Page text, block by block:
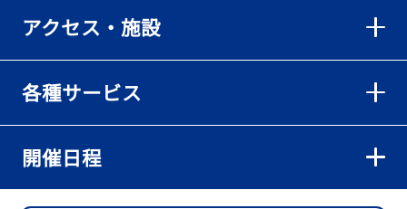
【とこなめボート】準優６枠の西川拓利は「チルトを跳ねる可能性
もあります」
アクセス・施設
各種サービス
開催日程